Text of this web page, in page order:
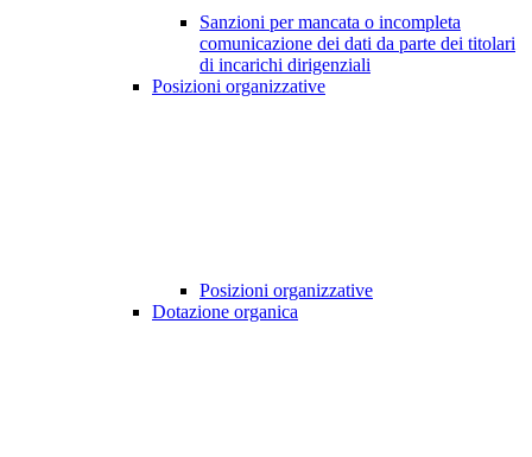
Sanzioni per mancata o incompleta
comunicazione dei dati da parte dei titolari
di incarichi dirigenziali
Posizioni organizzative
Posizioni organizzative
Dotazione organica